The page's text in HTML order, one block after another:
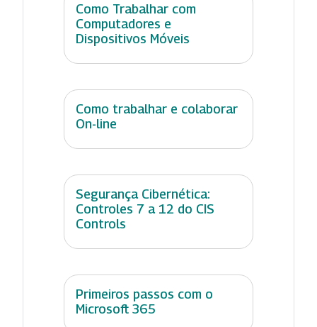
Como Trabalhar com
Computadores e
Dispositivos Móveis
Como trabalhar e colaborar
On-line
Segurança Cibernética:
Controles 7 a 12 do CIS
Controls
Primeiros passos com o
Microsoft 365